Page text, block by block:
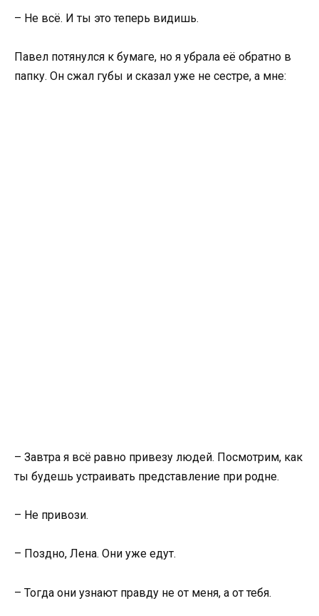
– Не всё. И ты это теперь видишь.
Павел потянулся к бумаге, но я убрала её обратно в
папку. Он сжал губы и сказал уже не сестре, а мне:
– Завтра я всё равно привезу людей. Посмотрим, как
ты будешь устраивать представление при родне.
– Не привози.
– Поздно, Лена. Они уже едут.
– Тогда они узнают правду не от меня, а от тебя.